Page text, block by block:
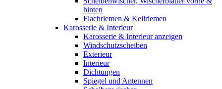
hinten
Flachriemen & Keilriemen
Karosserie & Interieur
Karosserie & Interieur anzeigen
Windschutzscheiben
Exterieur
Interieur
Dichtungen
Spiegel und Antennen